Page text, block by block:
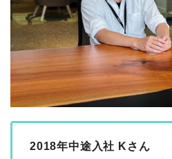
2018年中途入社 Kさん